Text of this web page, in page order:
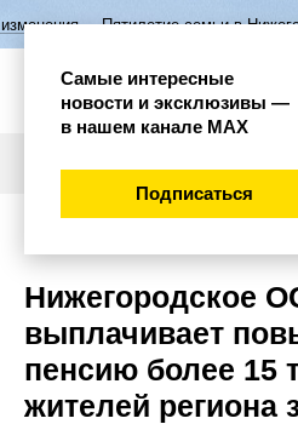
семьи в Нижегородской
Нижегородское
выплачивает
пенсию более 15
жителей региона
Самые интересные
новости и эксклюзивы —
в нашем канале МАХ
Подписаться